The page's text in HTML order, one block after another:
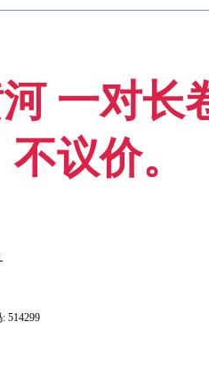
一对长
议价。
514299